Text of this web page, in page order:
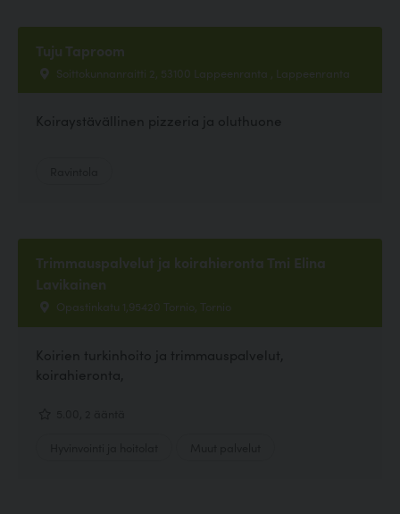
Tuju Taproom
Soittokunnanraitti 2, 53100 Lappeenranta , Lappeenranta
Koiraystävällinen pizzeria ja oluthuone
Trimmauspalvelut ja koirahieronta Tmi Elina
Lavikainen
Opastinkatu 1,95420 Tornio, Tornio
Koirien turkinhoito ja trimmauspalvelut,
koirahieronta,